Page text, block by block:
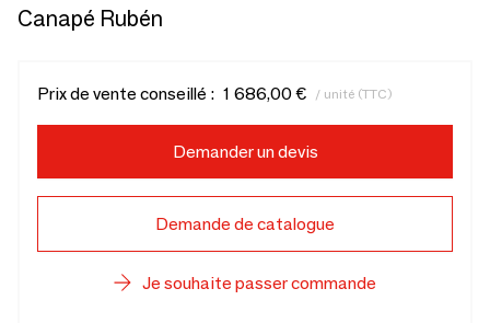
Canapé Rubén
Prix de vente conseillé : 1 686,00 € / unité (TTC)
Demander un devis
Demande de catalogue
Je souhaite passer commande